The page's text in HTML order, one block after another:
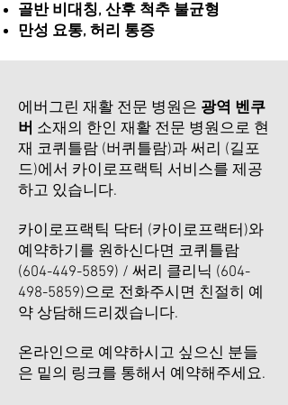
골반 비대칭, 산후 척추 불균형
만성 요통, 허리 통증
에버그린 재활 전문 병원은 광역 벤쿠
버 소재의 한인 재활 전문 병원으로 현
재 코퀴틀람 (버퀴틀람)과 써리 (길포
드)에서 카이로프랙틱 서비스를 제공
하고 있습니다.
카이로프랙틱 닥터 (카이로프랙터)와
예약하기를 원하신다면 코퀴틀람
(604-449-5859) / 써리 클리닉 (604-
498-5859)으로 전화주시면 친절히 예
약 상담해드리겠습니다.
​온라인으로 예약하시고 싶으신 분들
은 밑의 링크를 통해서 예약해주세요.